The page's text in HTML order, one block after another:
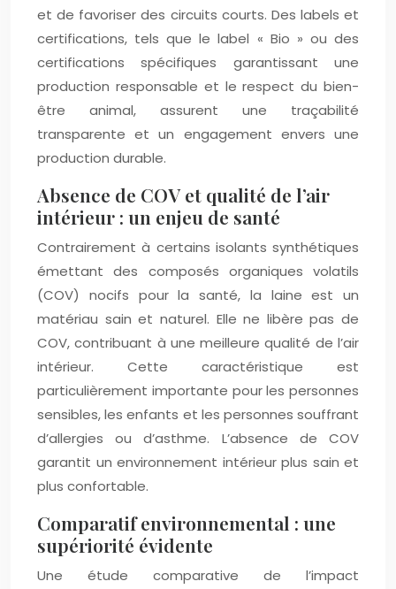
et de favoriser des circuits courts. Des labels et
certifications, tels que le label « Bio » ou des
certifications spécifiques garantissant une
production responsable et le respect du bien-
être animal, assurent une traçabilité
transparente et un engagement envers une
production durable.
Absence de COV et qualité de l’air
intérieur : un enjeu de santé
Contrairement à certains isolants synthétiques
émettant des composés organiques volatils
(COV) nocifs pour la santé, la laine est un
matériau sain et naturel. Elle ne libère pas de
COV, contribuant à une meilleure qualité de l’air
intérieur. Cette caractéristique est
particulièrement importante pour les personnes
sensibles, les enfants et les personnes souffrant
d’allergies ou d’asthme. L’absence de COV
garantit un environnement intérieur plus sain et
plus confortable.
Comparatif environnemental : une
supériorité évidente
Une étude comparative de l’impact